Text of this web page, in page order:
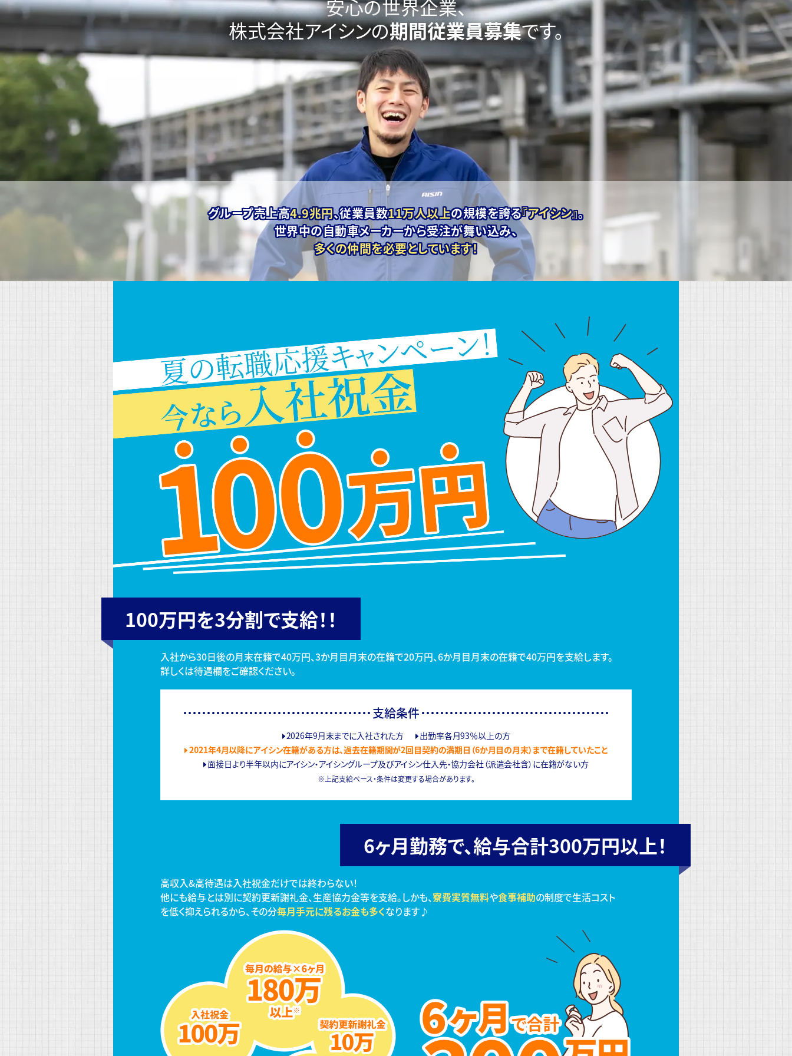
安心の世界企業、
株式会社アイシンの期間従業員募集です。
グループ売上高4.9兆円、従業員数11万人以上の規模を誇る『アイシン』。
世界中の自動車メーカーから受注が舞い込み、
多くの仲間を必要としています！
100万円を3分割で支給！！
入社から30日後の月末在籍で40万円、3か月目月末の在籍で20万円、6か月目月末の在籍で40万円を支給します。
詳しくは待遇欄をご確認ください。
支給条件
2026年9月末までに入社された方
出勤率各月93％以上の方
2021年4月以降にアイシン在籍がある方は、過去在籍期間が2回目契約の満期日（6か月目の月末）まで在籍していたこと
面接日より半年以内にアイシン・アイシングループ及びアイシン仕入先・協力会社（派遣会社含）に在籍がない方
上記支給ベース・条件は変更する場合があります。
6ヶ月勤務で、給与合計300万円以上！
高収入&高待遇は入社祝金だけでは終わらない！
他にも給与とは別に契約更新謝礼金、生産協力金等を支給。しかも、寮費実質無料や食事補助の制度で生活コスト
を低く抑えられるから、その分毎月手元に残るお金も多くなります♪